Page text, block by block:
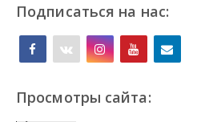
Подписаться на нас:
Просмотры сайта: